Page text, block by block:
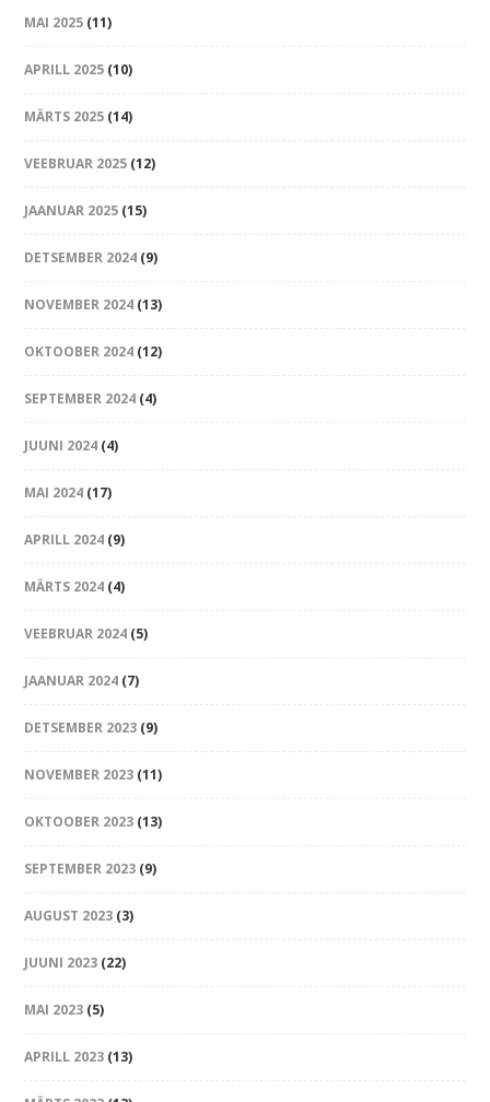
MAI 2025 (11)
APRILL 2025 (10)
MÄRTS 2025 (14)
VEEBRUAR 2025 (12)
JAANUAR 2025 (15)
DETSEMBER 2024 (9)
NOVEMBER 2024 (13)
OKTOOBER 2024 (12)
SEPTEMBER 2024 (4)
JUUNI 2024 (4)
MAI 2024 (17)
APRILL 2024 (9)
MÄRTS 2024 (4)
VEEBRUAR 2024 (5)
JAANUAR 2024 (7)
DETSEMBER 2023 (9)
NOVEMBER 2023 (11)
OKTOOBER 2023 (13)
SEPTEMBER 2023 (9)
AUGUST 2023 (3)
JUUNI 2023 (22)
MAI 2023 (5)
APRILL 2023 (13)